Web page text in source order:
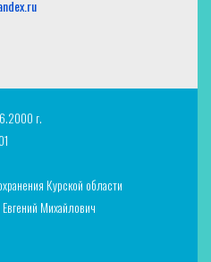
г.
Курской области
Михайлович